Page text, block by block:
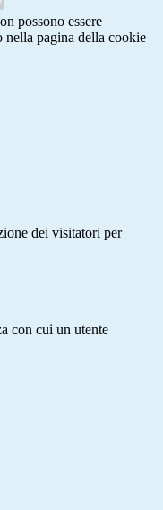
possono essere
nella pagina della cookie
dei visitatori per
con cui un utente